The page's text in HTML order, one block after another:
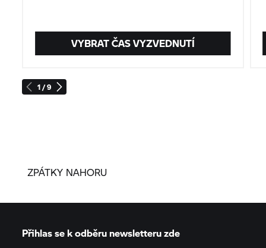
1 / 9
VYBRAT ČAS VYZVEDNUTÍ
ZPÁTKY NAHORU
Přihlas se k odběru newsletteru zde